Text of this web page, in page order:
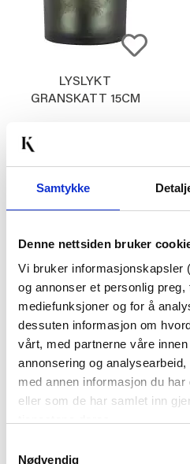
Samtykke
Denne nettsiden bruker
Vi bruker informasjonskapsler
og annonser et personlig
mediefunksjoner og for å
dessuten informasjon om
vårt, med partnerne våre
annonsering og
med annen informasjon du
eller som de har samlet inn
Nødvendig
LYSLYKT
GRANSKATT 15CM
PAPIRTRE 30CM
CREME
Vis mer